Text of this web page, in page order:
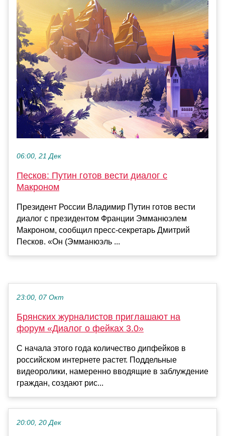
06:00, 21 Дек
Песков: Путин готов вести диалог с
Макроном
Президент России Владимир Путин готов вести
диалог с президентом Франции Эмманюэлем
Макроном, сообщил пресс-секретарь Дмитрий
Песков. «Он (Эмманюэль ...
23:00, 07 Окт
Брянских журналистов приглашают на
форум «Диалог о фейках 3.0»
С начала этого года количество дипфейков в
российском интернете растет. Поддельные
видеоролики, намеренно вводящие в заблуждение
граждан, создают рис...
20:00, 20 Дек